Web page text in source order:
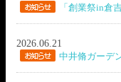
「創業祭in倉
2026.06.21
中井脩ガーデ